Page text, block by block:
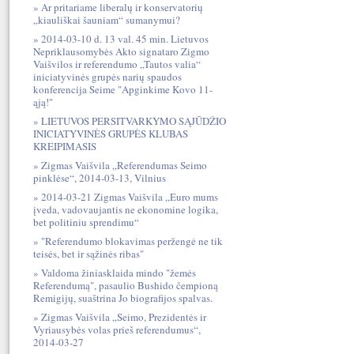
Ar pritariame liberalų ir konservatorių
„kiauliškai šauniam“ sumanymui?
2014-03-10 d. 13 val. 45 min. Lietuvos
Nepriklausomybės Akto signataro Zigmo
Vaišvilos ir referendumo „Tautos valia“
iniciatyvinės grupės narių spaudos
konferencija Seime "Apginkime Kovo 11-
ąją!"
LIETUVOS PERSITVARKYMO SĄJŪDŽIO
INICIATYVINĖS GRUPĖS KLUBAS
KREIPIMASIS
Zigmas Vaišvila „Referendumas Seimo
pinklėse“, 2014-03-13, Vilnius
2014-03-21 Zigmas Vaišvila „Euro mums
įveda, vadovaujantis ne ekonomine logika,
bet politiniu sprendimu“
"Referendumo blokavimas peržengė ne tik
teisės, bet ir sąžinės ribas"
Valdoma žiniasklaida mindo "žemės
Referendumą", pasaulio Bushido čempioną
Remigijų, suaštrina Jo biografijos spalvas.
Zigmas Vaišvila „Seimo, Prezidentės ir
Vyriausybės volas prieš referendumus“,
2014-03-27